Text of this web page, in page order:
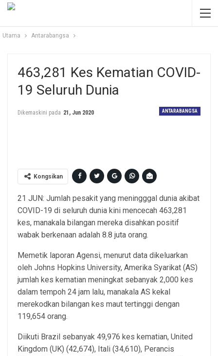
Utama Antarabangsa
463,281 Kes Kematian COVID-
19 Seluruh Dunia
ANTARABANGSA
Dikemaskini pada 21, Jun 2020
Kongsikan
21 JUN: Jumlah pesakit yang meningggal dunia akibat
COVID-19 di seluruh dunia kini mencecah 463,281
kes, manakala bilangan mereka disahkan positif
wabak berkenaan adalah 8.8 juta orang.
Memetik laporan Agensi, menurut data dikeluarkan
oleh Johns Hopkins University, Amerika Syarikat (AS)
jumlah kes kematian meningkat sebanyak 2,000 kes
dalam tempoh 24 jam lalu, manakala AS kekal
merekodkan bilangan kes maut tertinggi dengan
119,654 orang.
Diikuti Brazil sebanyak 49,976 kes kematian, United
Kingdom (UK) (42,674), Itali (34,610), Perancis